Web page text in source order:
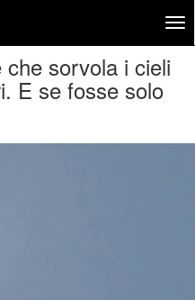
sorvola i cieli
E se fosse solo